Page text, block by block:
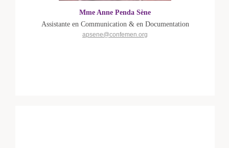
Mme Anne Penda Sène
Assistante en Communication & en Documentation
apsene@confemen.org